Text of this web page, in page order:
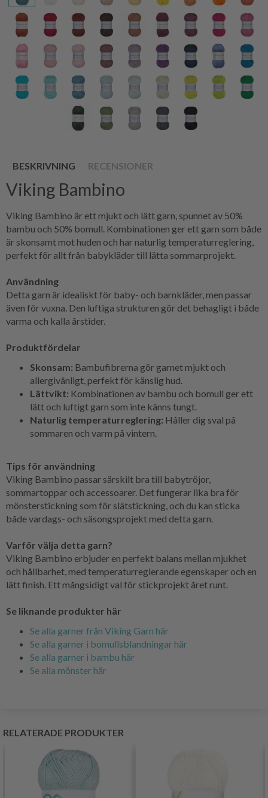
BESKRIVNING RECENSIONER
Viking Bambino
Viking Bambino är ett mjukt och lätt garn, spunnet av 50%
bambu och 50% bomull. Kombinationen ger ett garn som både
är skonsamt mot huden och har naturlig temperaturreglering,
perfekt för allt från babykläder till lätta sommarprojekt.
Användning
Detta garn är idealiskt för baby- och barnkläder, men passar
även för vuxna. Den luftiga strukturen gör det behagligt i både
varma och kalla årstider.
Produktfördelar
Skonsam: Bambufibrerna gör garnet mjukt och
allergivänligt, perfekt för känslig hud.
Lättvikt: Kombinationen av bambu och bomull ger ett
lätt och luftigt garn som inte känns tungt.
Naturlig temperaturreglering: Håller dig sval på
sommaren och varm på vintern.
Tips för användning
Viking Bambino passar särskilt bra till babytröjor,
sommartoppar och accessoarer. Det fungerar lika bra för
mönsterstickning som för slätstickning, och du kan sticka
både vardags- och säsongsprojekt med detta garn.
Varför välja detta garn?
Viking Bambino erbjuder en perfekt balans mellan mjukhet
och hållbarhet, med temperaturreglerande egenskaper och en
lätt finish. Ett mångsidigt val för stickprojekt året runt.
Se liknande produkter här
Se alla garner från Viking Garn här
Se alla garner i bomullsblandningar här
Se alla garner i bambu här
Se alla mönster här
RELATERADE PRODUKTER